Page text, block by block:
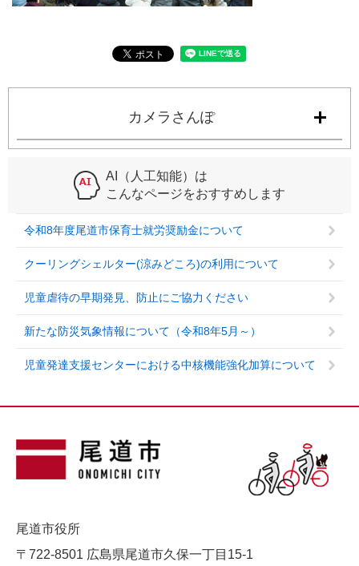
カメラさんぽ
AI（人工知能）は
こんなページをおすすめします
令和8年度尾道市保育士就労奨励金について
クーリングシェルター(涼みどころ)の利用について
児童虐待の早期発見、防止にご協力ください
新たな防災気象情報について（令和8年5月～）
児童発達支援センターにおける中核機能強化加算について
尾道市役所
〒722-8501 広島県尾道市久保一丁目15-1